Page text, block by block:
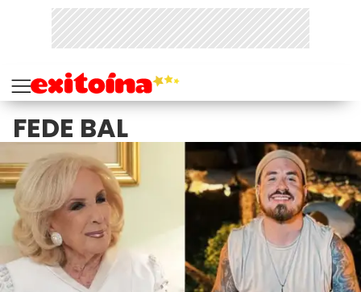
FEDE BAL